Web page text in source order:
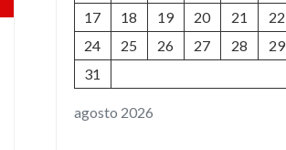
agosto 2026
17
18 19 20 21 22
24
25 26 27 28 29
31